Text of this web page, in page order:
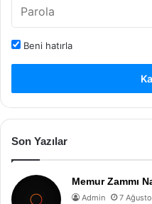
Beni hatırla
Son Yazılar
Memur Zammı
Admin 7